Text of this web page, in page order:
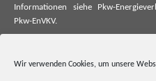
Wir verwenden Cookies, um unsere
Informationen siehe Pkw-
Pkw-EnVKV.
offiziellen spezifischen CO₂-